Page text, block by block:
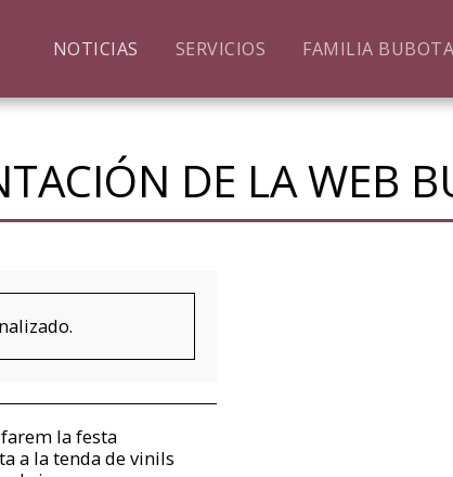
NOTICIAS SERVICIOS FAMILIA BUBOTA
DE LA WEB
la festa
a la tenda de vinils